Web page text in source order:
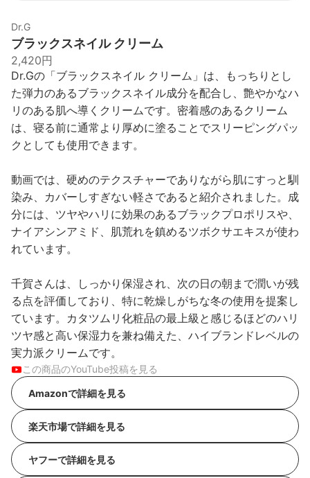
Dr.G
ブラックスネイル クリーム
2,420円
Dr.Gの「ブラックスネイル クリーム」は、もっちりとし
た弾力のあるブラックスネイル成分を配合し、艶やかなハ
リのある肌へ導くクリームです。密着感のあるクリーム
は、寝る前に通常より厚めに塗ることでスリーピングパッ
クとしても使用できます。
動画では、硬めのテクスチャーでありながら肌にすっと馴
染み、カバーしすぎない軽さであると紹介されました。成
分には、ツヤやハリに効果のあるブラックプロポリスや、
ナイアシンアミド、肌荒れを鎮めるツボクサエキスが使わ
れています。
千賀さんは、しっかり保湿され、次の日の朝まで潤いが残
る点を評価しており、特に乾燥しがちな冬の使用を提案し
ています。カタツムリ化粧品の最上級と感じるほどのハリ
ツヤ感と高い保湿力を兼ね備えた、ハイブランドレベルの
実力派クリームです。
この商品のYouTube投稿を見る
Amazonで詳細を見る
楽天市場で詳細を見る
ヤフーで詳細を見る